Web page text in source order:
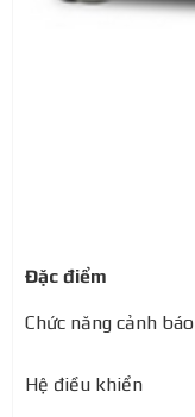
Đặc điểm
Chức năng cảnh báo
Hệ điều khiển